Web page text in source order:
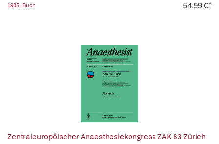
1985 | Buch 54,99 €*
Zentraleuropôischer Anaesthesiekongress ZAK 83 Zürich